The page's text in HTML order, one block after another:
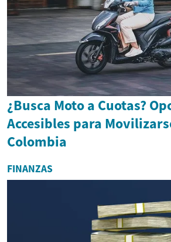
¿Busca Moto a Cuotas?
Accesibles para
Colombia
FINANZAS